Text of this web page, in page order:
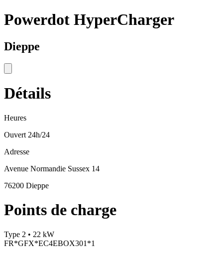
Powerdot HyperCharger
Dieppe
Détails
Heures
Ouvert 24h/24
Adresse
Avenue Normandie Sussex 14
76200 Dieppe
Points de charge
Type 2 • 22 kW
FR*GFX*EC4EBOX301*1